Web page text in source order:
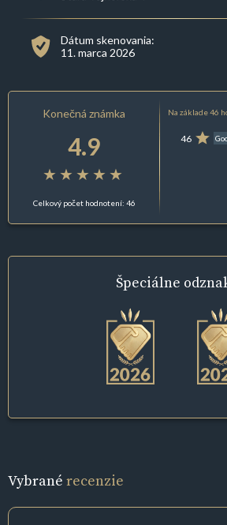
Dátum skenovania:
11. marca 2026
Konečná známka
4.9
Celkový počet hodnotení: 46
Na základe 46
46
Špeciálne
Vybrané recenzie